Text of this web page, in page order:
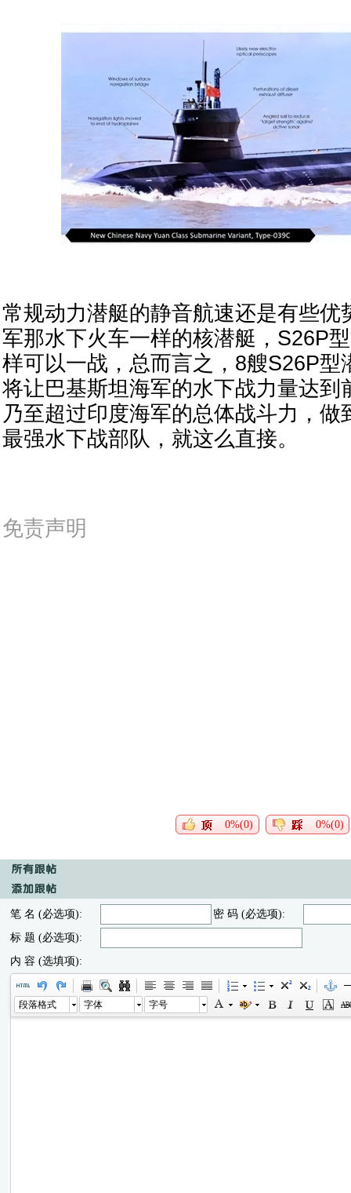
常规动力潜艇的静音航速还是有些优
军那水下火车一样的核潜艇，S26P
样可以一战，总而言之，8艘S26P型
将让巴基斯坦海军的水下战力量达到
乃至超过印度海军的总体战斗力，做
最强水下战部队，就这么直接。
免责声明
0%(0) 0%(0)
笔 名 (必选项):
密 码 (必选项):
标 题 (必选项):
内 容 (选填项):
段落格式 字体 字号